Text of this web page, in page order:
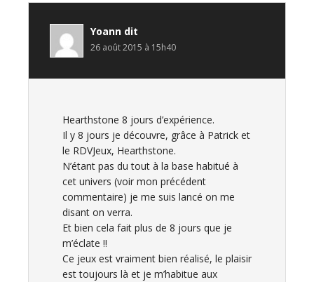
Yoann dit
26 août 2015 à 15h40
Hearthstone 8 jours d’expérience.
Il y 8 jours je découvre, grâce à Patrick et
le RDVJeux, Hearthstone.
N’étant pas du tout à la base habitué à
cet univers (voir mon précédent
commentaire) je me suis lancé on me
disant on verra.
Et bien cela fait plus de 8 jours que je
m’éclate !!
Ce jeux est vraiment bien réalisé, le plaisir
est toujours là et je m’habitue aux